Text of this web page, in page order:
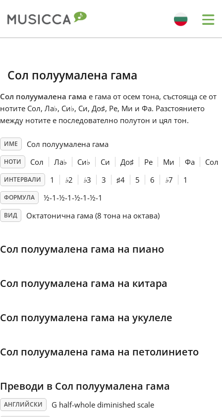
Български
Dansk
Deutsch
English
Polski
Сол полуумалена гама
Сол полуумалена гама е гама от осем тона, състояща се от
нотите Сол, Ла♭, Си♭, Си, До♯, Ре, Ми и Фа. Разстоянието
между нотите е последователно полутон и цял тон.
ИМЕ Сол полуумалена гама
НОТИ Сол Ла♭ Си♭ Си До♯ Ре Ми Фа Сол
ИНТЕРВАЛИ 1 ♭2 ♭3 3 ♯4 5 6 ♭7 1
ФОРМУЛА ½-1-½-1-½-1-½-1
ВИД Октатонична гама (8 тона на октава)
Сол полуумалена гама на пиано
Сол полуумалена гама на китара
Сол полуумалена гама на укулеле
Сол полуумалена гама на петолинието
Преводи в Сол полуумалена гама
АНГЛИЙСКИ G half-whole diminished scale